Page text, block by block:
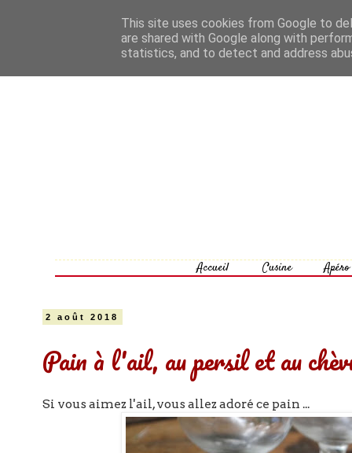
Accueil Cusine Apéro
2 août 2018
Pain à l'ail, au persil et au
Si vous aimez l'ail, vous allez adoré ce pain ...
This site uses cookies from Google to
are shared with Google along with
statistics, and to detect and address